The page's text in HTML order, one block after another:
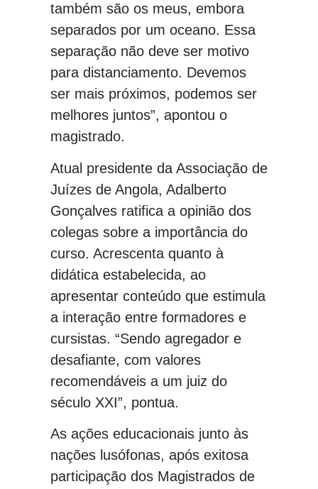
também são os meus, embora
separados por um oceano. Essa
separação não deve ser motivo
para distanciamento. Devemos
ser mais próximos, podemos ser
melhores juntos”, apontou o
magistrado.
Atual presidente da Associação de
Juízes de Angola, Adalberto
Gonçalves ratifica a opinião dos
colegas sobre a importância do
curso. Acrescenta quanto à
didática estabelecida, ao
apresentar conteúdo que estimula
a interação entre formadores e
cursistas. “Sendo agregador e
desafiante, com valores
recomendáveis a um juiz do
século XXI”, pontua.
As ações educacionais junto às
nações lusófonas, após exitosa
participação dos Magistrados de